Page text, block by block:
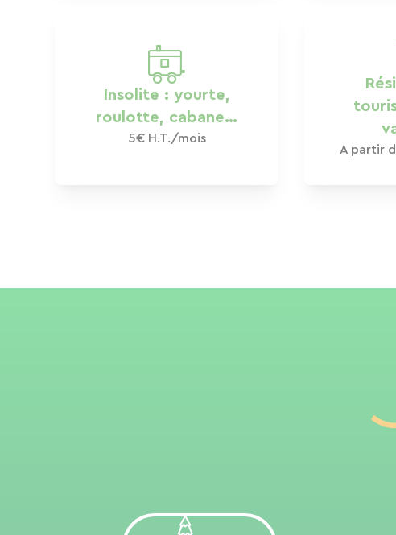
Insolite : yourte,
roulotte, cabane…
5€ H.T./mois
A partir